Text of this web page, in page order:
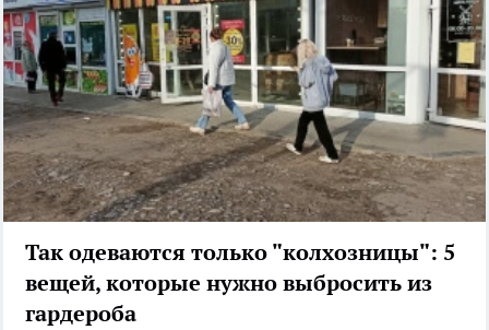
Так одеваются только "колхозницы": 5
вещей, которые нужно выбросить из
гардероба